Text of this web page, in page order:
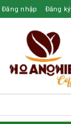
Đăng nhập Đăng ký